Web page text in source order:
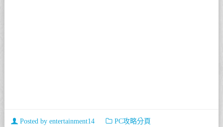
Posted by entertainment14 PC攻略分頁